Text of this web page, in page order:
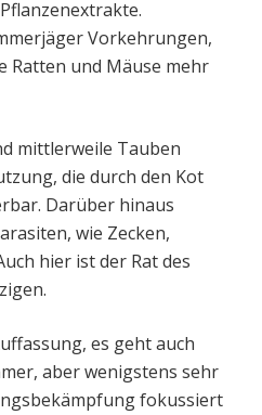
Vorkehrungen,
Ratten und Mäuse mehr
mittlerweile Tauben
die durch den Kot
Darüber hinaus
wie Zecken,
hier ist der Rat des
es geht auch
aber wenigstens sehr
fokussiert